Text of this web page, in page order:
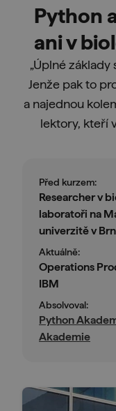
Python
ani v
„Úplné
Jenže pak to
a najednou
lektory, kteří
Před kurzem:
Researcher v
laboratoři na
univerzitě v
Aktuálně:
Operations
IBM
Absolvoval:
Python
Akademie